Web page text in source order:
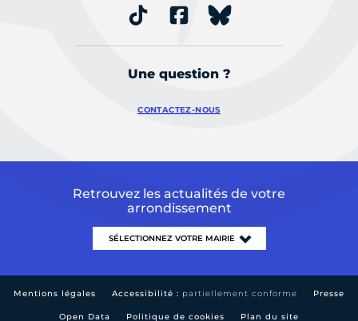
Une question ?
CONTACTEZ-NOUS
Retrouvez les actualités de votre
arrondissement
Mentions légales Accessibilité : partiellement conforme Presse
Open Data Politique de cookies Plan du site